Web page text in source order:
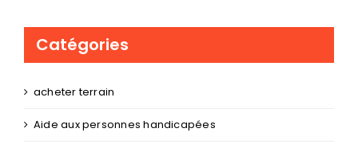
Catégories
acheter terrain
Aide aux personnes handicapées